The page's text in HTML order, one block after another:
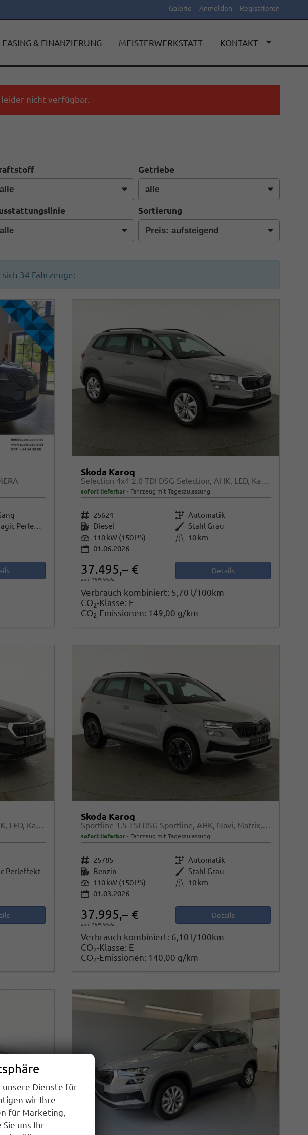
Galerie Anmelden Registrieren
& FINANZIERUNG MEISTERWERKSTATT KONTAKT
leider nicht verfügbar.
Getriebe
Sortierung
34 Fahrzeuge:
Schwarz-Magic Perleffekt
Skoda Karoq
Selection 4x4 2.0 TDI DSG Selection, AHK, LED, Kamera, Winter, 4 J.-Garantie
sofort lieferbar Fahrzeug mit Tageszulassung
Fahrzeugnr. 25624 GetriebeAutomatik
Kraftstoff Diesel Außenfarbe Stahl Grau
Leistung 110 kW (150 PS) Kilometerstand 10 km
01.06.2026
37.495,– €
incl. 19% MwSt.
Details
Verbrauch kombiniert: 5,70 l/100km
CO2-Klasse: E
CO2-Emissionen: 149,00 g/km
Selection 4x4 2.0 TDI DSG Selection, AHK, LED, Kamera, Winter, 4 J.-Garantie
Perleffekt
Skoda Karoq
Sportline 1.5 TSI DSG Sportline, AHK, Navi, Matrix, Kamera, el. Klappe, 5-J. Garantie
sofort lieferbar Fahrzeug mit Tageszulassung
Fahrzeugnr. 25785 GetriebeAutomatik
Kraftstoff Benzin Außenfarbe Stahl Grau
Leistung 110 kW (150 PS) Kilometerstand 10 km
01.03.2026
37.995,– €
incl. 19% MwSt.
Details
Verbrauch kombiniert: 6,10 l/100km
CO2-Klasse: E
CO2-Emissionen: 140,00 g/km
unsere Dienste für
wir Ihre
für Marketing,
uns Ihr